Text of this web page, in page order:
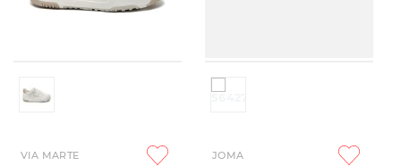
VIA MARTE JOMA